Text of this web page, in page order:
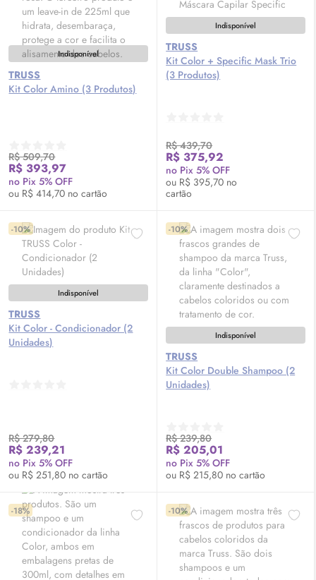
Indisponível
TRUSS
Kit Color Amino (3 Produtos)
R$ 509,70
R$ 393,97
no Pix 5% OFF
ou R$ 414,70 no cartão
Indisponível
TRUSS
Kit Color + Specific Mask Trio
(3 Produtos)
R$ 439,70
R$ 375,92
no Pix 5% OFF
ou R$ 395,70 no
cartão
-10%
Indisponível
TRUSS
Kit Color - Condicionador (2
Unidades)
R$ 279,80
R$ 239,21
no Pix 5% OFF
ou R$ 251,80 no cartão
-10%
Indisponível
TRUSS
Kit Color Double Shampoo (2
Unidades)
R$ 239,80
R$ 205,01
no Pix 5% OFF
ou R$ 215,80 no cartão
-18% -10%